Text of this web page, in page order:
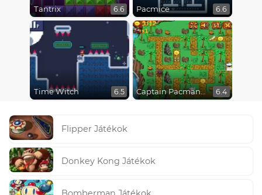
Tantrix 6.6 Pacmice 6.6
Time Witch 6.5 Captain Pacman Adventure 6.4
Flipper Játékok
Donkey Kong Játékok